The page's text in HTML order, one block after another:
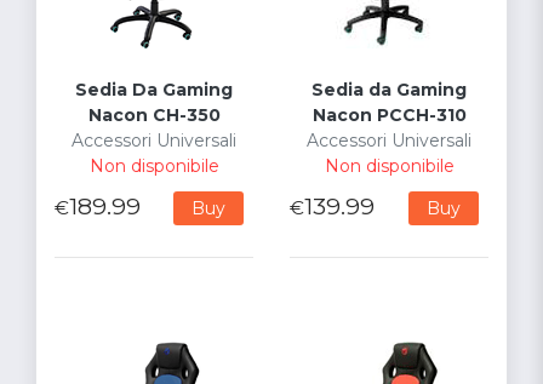
Sedia Da Gaming
Nacon CH-350
Accessori Universali
Non disponibile
€189.99 Buy
Sedia da Gaming
Nacon PCCH-310
Accessori Universali
Non disponibile
€139.99 Buy